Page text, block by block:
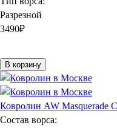
Разрезной
3490₽
В корзину
Ковролин AW Masquerade
Состав ворса: